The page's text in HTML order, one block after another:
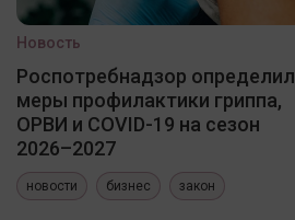
Новость
Роспотребнадзор определил
меры профилактики гриппа,
ОРВИ и COVID-19 на сезон
2026–2027
новости бизнес закон